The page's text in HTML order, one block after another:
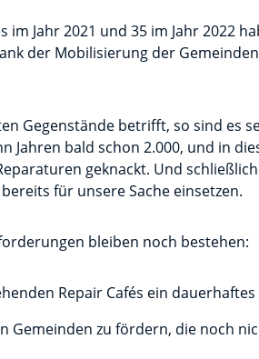
im Jahr 2021 und 35 im Jahr 2022
der Mobilisierung der
Gegenstände betrifft, so sind es
Jahren bald schon 2.000, und in
geknackt. Und
für unsere Sache einsetzen.
bleiben noch bestehen:
Repair Cafés ein
Gemeinden zu fördern, die noch